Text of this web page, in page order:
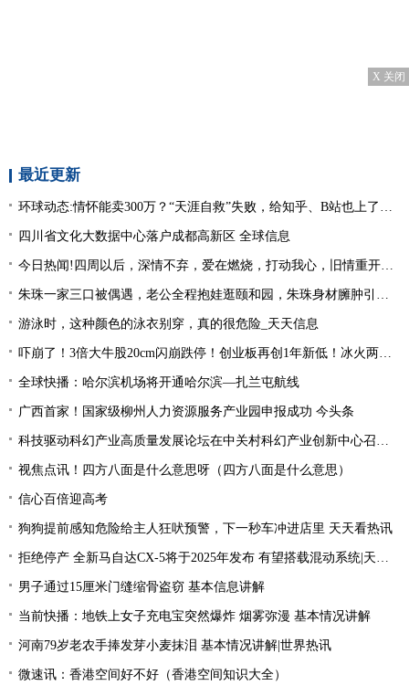
X 关闭
最近更新
环球动态:情怀能卖300万？“天涯自救”失败，给知乎、B站也上了一课
四川省文化大数据中心落户成都高新区 全球信息
今日热闻!四周以后，深情不弃，爱在燃烧，打动我心，旧情重开，终相拥复合
朱珠一家三口被偶遇，老公全程抱娃逛颐和园，朱珠身材臃肿引争议_天天热推荐
游泳时，这种颜色的泳衣别穿，真的很危险_天天信息
吓崩了！3倍大牛股20cm闪崩跌停！创业板再创1年新低！冰火两重天行情，该如何把握？ 今日快讯
全球快播：哈尔滨机场将开通哈尔滨—扎兰屯航线
广西首家！国家级柳州人力资源服务产业园申报成功 今头条
科技驱动科幻产业高质量发展论坛在中关村科幻产业创新中心召开 天天通讯
视焦点讯！四方八面是什么意思呀（四方八面是什么意思）
信心百倍迎高考
狗狗提前感知危险给主人狂吠预警，下一秒车冲进店里 天天看热讯
拒绝停产 全新马自达CX-5将于2025年发布 有望搭载混动系统|天天聚看点
男子通过15厘米门缝缩骨盗窃 基本信息讲解
当前快播：地铁上女子充电宝突然爆炸 烟雾弥漫 基本情况讲解
河南79岁老农手捧发芽小麦抹泪 基本情况讲解|世界热讯
微速讯：香港空间好不好（香港空间知识大全）